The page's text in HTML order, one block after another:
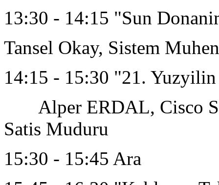
13:30 - 14:15 "Sun
Tansel Okay, Sistem
14:15 - 15:30 "21.
Alper ERDAL, Cisco
Satis Muduru
15:30 - 15:45 Ara